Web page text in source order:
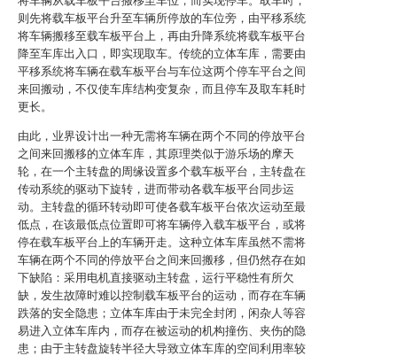
则先将载车板平台升至车辆所停放的车位旁，由平移系统
将车辆搬移至载车板平台上，再由升降系统将载车板平台
降至车库出入口，即实现取车。传统的立体车库，需要由
平移系统将车辆在载车板平台与车位这两个停车平台之间
来回搬动，不仅使车库结构变复杂，而且停车及取车耗时
更长。
由此，业界设计出一种无需将车辆在两个不同的停放平台
之间来回搬移的立体车库，其原理类似于游乐场的摩天
轮，在一个主转盘的周缘设置多个载车板平台，主转盘在
传动系统的驱动下旋转，进而带动各载车板平台同步运
动。主转盘的循环转动即可使各载车板平台依次运动至最
低点，在该最低点位置即可将车辆停入载车板平台，或将
停在载车板平台上的车辆开走。这种立体车库虽然不需将
车辆在两个不同的停放平台之间来回搬移，但仍然存在如
下缺陷：采用电机直接驱动主转盘，运行平稳性有所欠
缺，发生故障时难以控制载车板平台的运动，而存在车辆
跌落的安全隐患；立体车库由于未完全封闭，闲杂人等容
易进入立体车库内，而存在被运动的机构撞伤、夹伤的隐
患；由于主转盘旋转半径大导致立体车库的空间利用率较